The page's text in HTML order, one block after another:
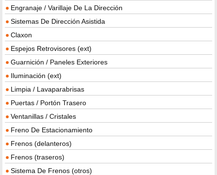
Engranaje / Varillaje De La Dirección
Sistemas De Dirección Asistida
Claxon
Espejos Retrovisores (ext)
Guarnición / Paneles Exteriores
Iluminación (ext)
Limpia / Lavaparabrisas
Puertas / Portón Trasero
Ventanillas / Cristales
Freno De Estacionamiento
Frenos (delanteros)
Frenos (traseros)
Sistema De Frenos (otros)